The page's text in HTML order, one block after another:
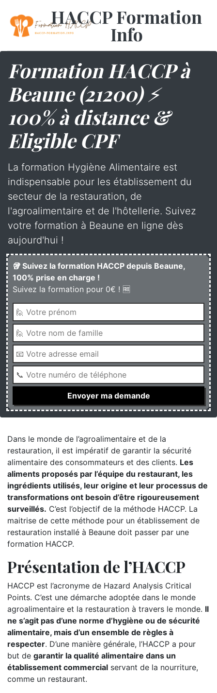
HACCP Formation
Info
Formation HACCP à
Beaune (21200) ⚡
100% à distance &
Eligible CPF
La formation Hygiène Alimentaire est
indispensable pour les établissement du
secteur de la restauration, de
l'agroalimentaire et de l'hôtellerie. Suivez
votre formation à Beaune en ligne dès
aujourd'hui !
🥡 Suivez la formation HACCP depuis Beaune,
100% prise en charge !
Suivez la formation pour 0€ ! 🆓
Dans le monde de l’agroalimentaire et de la
restauration, il est impératif de garantir la sécurité
alimentaire des consommateurs et des clients. Les
aliments proposés par l’équipe du restaurant, les
ingrédients utilisés, leur origine et leur processus de
transformations ont besoin d’être rigoureusement
surveillés. C’est l’objectif de la méthode HACCP. La
maitrise de cette méthode pour un établissement de
restauration installé à Beaune doit passer par une
formation HACCP.
Présentation de l’HACCP
HACCP est l’acronyme de Hazard Analysis Critical
Points. C’est une démarche adoptée dans le monde
agroalimentaire et la restauration à travers le monde. Il
ne s’agit pas d’une norme d’hygiène ou de sécurité
alimentaire, mais d’un ensemble de règles à
respecter. D’une manière générale, l’HACCP a pour
but de garantir la qualité alimentaire dans un
établissement commercial servant de la nourriture,
comme un restaurant.